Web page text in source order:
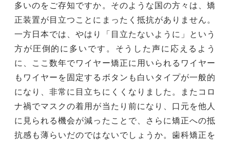
多いのをご存知ですか。そのような国の方々は、矯
正装置が目立つことにまったく抵抗がありません。
一方日本では、やはり「目立たないように」という
方が圧倒的に多いです。そうした声に応えるよう
に、ここ数年でワイヤー矯正に用いられるワイヤー
もワイヤーを固定するボタンも白いタイプが一般的
になり、非常に目立ちにくくなりました。またコロ
ナ禍でマスクの着用が当たり前になり、口元を他人
に見られる機会が減ったことで、さらに矯正への抵
抗感も薄らいだのではないでしょうか。歯科矯正を